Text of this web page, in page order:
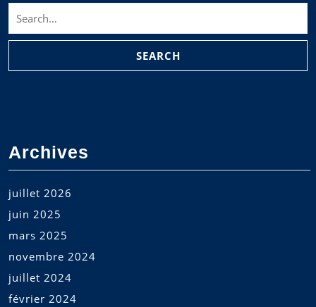
for:
Archives
juillet 2026
juin 2025
mars 2025
novembre 2024
juillet 2024
février 2024